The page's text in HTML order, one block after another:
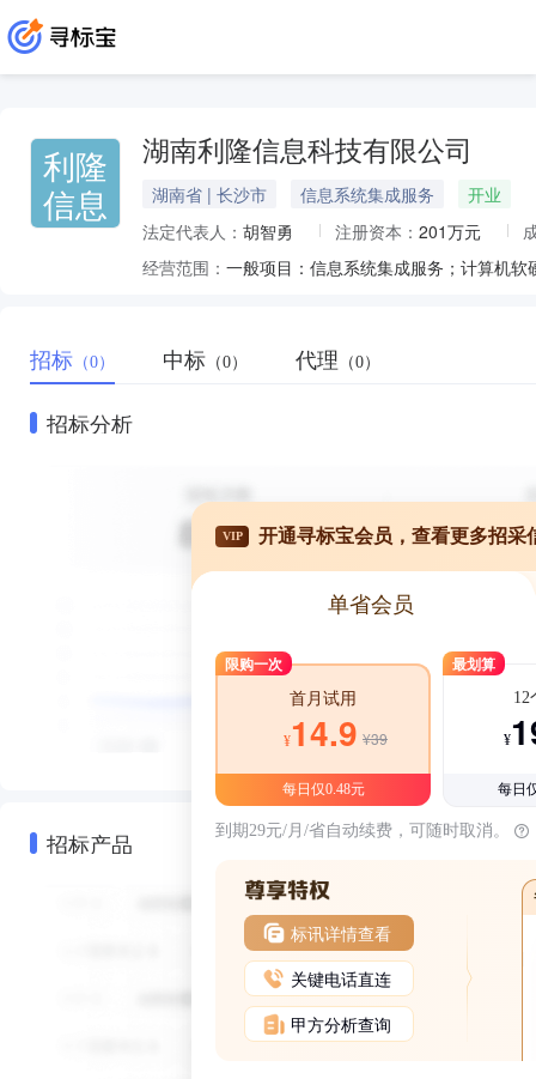
利隆
信息
湖南利隆信息科技有限公司
湖南省 | 长沙市 信息系统集成服务
开业
法定代表人： 胡智勇 注册资本： 201万元
经营范围：
招标 （0） 中标 （0） 代理 （0）
招标分析
招标产品
VIP 开通寻标宝会员，查看更多招采
单省会员
限购一次
首月试用
¥14.9 ¥39
每日仅0.48元
最划算
12
¥
每日
到期29元/月/省自动续费，可随时取消。
标讯详情查看
关键电话直连
甲方分析查询